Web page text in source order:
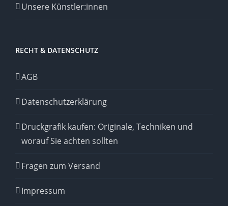
Unsere Künstler:innen
RECHT & DATENSCHUTZ
AGB
Datenschutzerklärung
Druckgrafik kaufen: Originale, Techniken und
worauf Sie achten sollten
Fragen zum Versand
Impressum